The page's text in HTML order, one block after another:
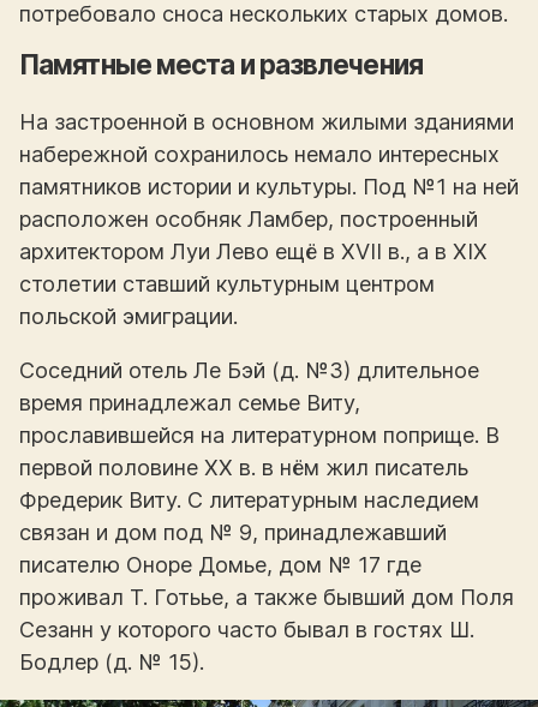
потребовало сноса нескольких старых домов.
Памятные места и развлечения
На застроенной в основном жилыми зданиями
набережной сохранилось немало интересных
памятников истории и культуры. Под №1 на ней
расположен особняк Ламбер, построенный
архитектором Луи Лево ещё в XVII в., а в XIX
столетии ставший культурным центром
польской эмиграции.
Соседний отель Ле Бэй (д. №3) длительное
время принадлежал семье Виту,
прославившейся на литературном поприще. В
первой половине XX в. в нём жил писатель
Фредерик Виту. С литературным наследием
связан и дом под № 9, принадлежавший
писателю Оноре Домье, дом № 17 где
проживал Т. Готьье, а также бывший дом Поля
Сезанн у которого часто бывал в гостях Ш.
Бодлер (д. № 15).